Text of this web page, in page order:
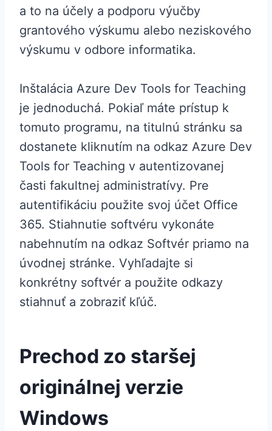
a to na účely a podporu výučby
grantového výskumu alebo neziskového
výskumu v odbore informatika.
Inštalácia Azure Dev Tools for Teaching
je jednoduchá. Pokiaľ máte prístup k
tomuto programu, na titulnú stránku sa
dostanete kliknutím na odkaz Azure Dev
Tools for Teaching v autentizovanej
časti fakultnej administratívy. Pre
autentifikáciu použite svoj účet Office
365. Stiahnutie softvéru vykonáte
nabehnutím na odkaz Softvér priamo na
úvodnej stránke. Vyhľadajte si
konkrétny softvér a použite odkazy
stiahnuť a zobraziť kľúč.
Prechod zo staršej
originálnej verzie
Windows